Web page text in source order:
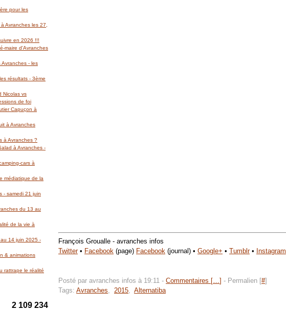
pour les
Avranches les 27,
en 2026 !!!
maire d'Avranches
- les
résultats - 3ème
Nicolas vs
de foi
Capuçon à
à Avranches
à Avranches ?
à Avranches -
cars à
médiatique de la
- samedi 21 juin
du 13 au
de la vie à
14 juin 2025 -
& animations
rattrape le réalité
2 109 234
François Groualle - avranches infos
Twitter• Facebook (page) Facebook (journal) • Google+ • Tumblr• Instagram
Posté par avranches infos à 19:11 - Commentaires […] - Permalien [#]
Tags: Avranches, 2015, Alternatiba